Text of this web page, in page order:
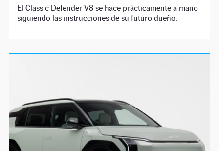
El Classic Defender V8 se hace prácticamente a mano
siguiendo las instrucciones de su futuro dueño.